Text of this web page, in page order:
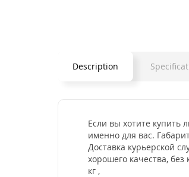
Description
Если вы хотите купить
именно для вас.
Доставка курьерской
хорошего качества,
кг ,